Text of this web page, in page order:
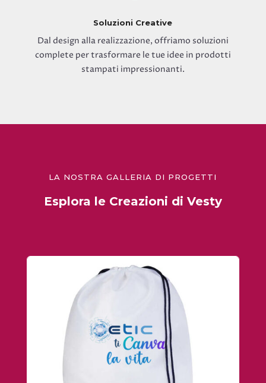
Soluzioni Creative
Dal design alla realizzazione, offriamo soluzioni
complete per trasformare le tue idee in prodotti
stampati impressionanti.
LA NOSTRA GALLERIA DI PROGETTI
Esplora le Creazioni di Vesty